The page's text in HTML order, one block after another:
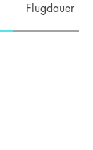
Flugdauer